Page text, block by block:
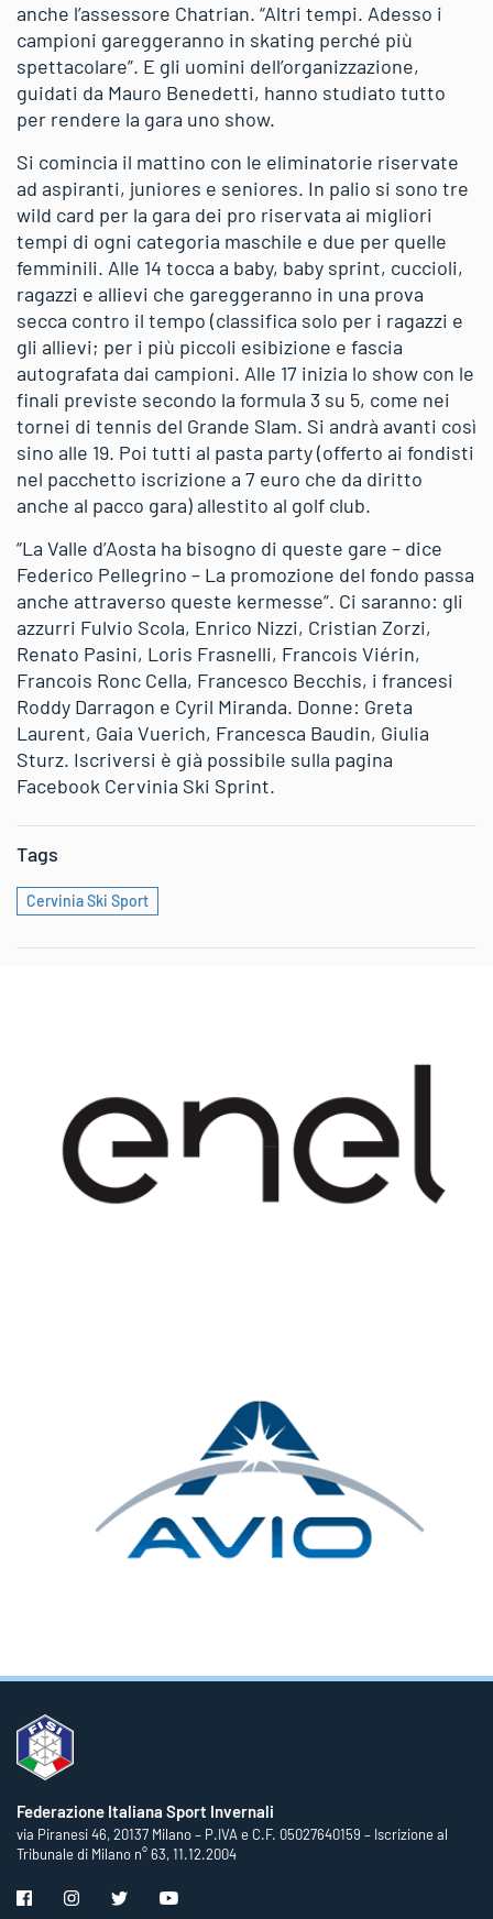
anche l’assessore Chatrian. “Altri tempi. Adesso i
campioni gareggeranno in skating perché più
spettacolare”. E gli uomini dell’organizzazione,
guidati da Mauro Benedetti, hanno studiato tutto
per rendere la gara uno show.
Si comincia il mattino con le eliminatorie riservate
ad aspiranti, juniores e seniores. In palio si sono tre
wild card per la gara dei pro riservata ai migliori
tempi di ogni categoria maschile e due per quelle
femminili. Alle 14 tocca a baby, baby sprint, cuccioli,
ragazzi e allievi che gareggeranno in una prova
secca contro il tempo (classifica solo per i ragazzi e
gli allievi; per i più piccoli esibizione e fascia
autografata dai campioni. Alle 17 inizia lo show con le
finali previste secondo la formula 3 su 5, come nei
tornei di tennis del Grande Slam. Si andrà avanti così
sino alle 19. Poi tutti al pasta party (offerto ai fondisti
nel pacchetto iscrizione a 7 euro che da diritto
anche al pacco gara) allestito al golf club.
“La Valle d’Aosta ha bisogno di queste gare – dice
Federico Pellegrino – La promozione del fondo passa
anche attraverso queste kermesse”. Ci saranno: gli
azzurri Fulvio Scola, Enrico Nizzi, Cristian Zorzi,
Renato Pasini, Loris Frasnelli, Francois Viérin,
Francois Ronc Cella, Francesco Becchis, i francesi
Roddy Darragon e Cyril Miranda. Donne: Greta
Laurent, Gaia Vuerich, Francesca Baudin, Giulia
Sturz. Iscriversi è già possibile sulla pagina
Facebook Cervinia Ski Sprint.
Tags
Cervinia Ski Sport
Federazione Italiana Sport Invernali
via Piranesi 46, 20137 Milano – P.IVA e C.F. 05027640159 – Iscrizione al
Tribunale di Milano n° 63, 11.12.2004